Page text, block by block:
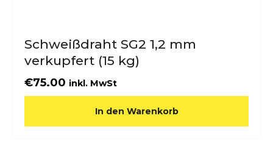
Schweißdraht SG2 1,2 mm
verkupfert (15 kg)
€75.00 inkl. MwSt
In den Warenkorb